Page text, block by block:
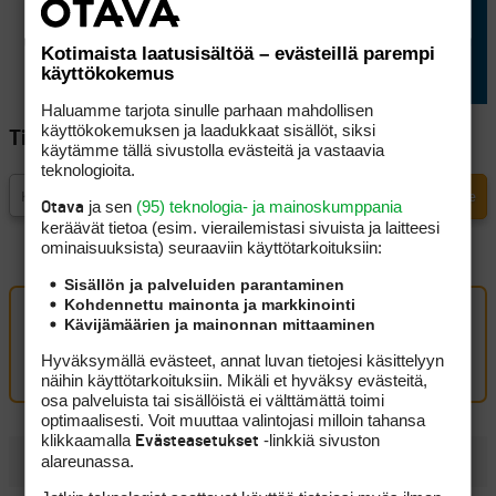
golfissa saa urkkia
Tilaa Golfpisteen uutiskirje
Oma kommentti
Kirjaudu sisään kommentoidaksesi
UUSIMMAT
Kotimaista laatusisältöä – evästeillä parempi
käyttökokemus
Haluamme tarjota sinulle parhaan mahdollisen
käyttökokemuksen ja laadukkaat sisällöt, siksi
käytämme tällä sivustolla evästeitä ja vastaavia
teknologioita.
Otava ja sen (95) teknologia- ja mainoskumppania
keräävät tietoa (esim. vierailemis­tasi sivuista ja laitteesi
ominaisuuk­sista) seuraaviin käyttötarkoituksiin:
Sisällön ja palveluiden parantaminen
Kohdennettu mainonta ja markkinointi
Kävijämäärien ja mainonnan mittaaminen
Hyväksymällä evästeet, annat luvan tietojesi käsittelyyn
näihin käyttötarkoituksiin. Mikäli et hyväksy evästeitä,
osa palveluista tai sisällöistä ei välttämättä toimi
optimaalisesti. Voit muuttaa valintojasi milloin tahansa
klikkaamalla Evästeasetukset -linkkiä sivuston
alareunassa.